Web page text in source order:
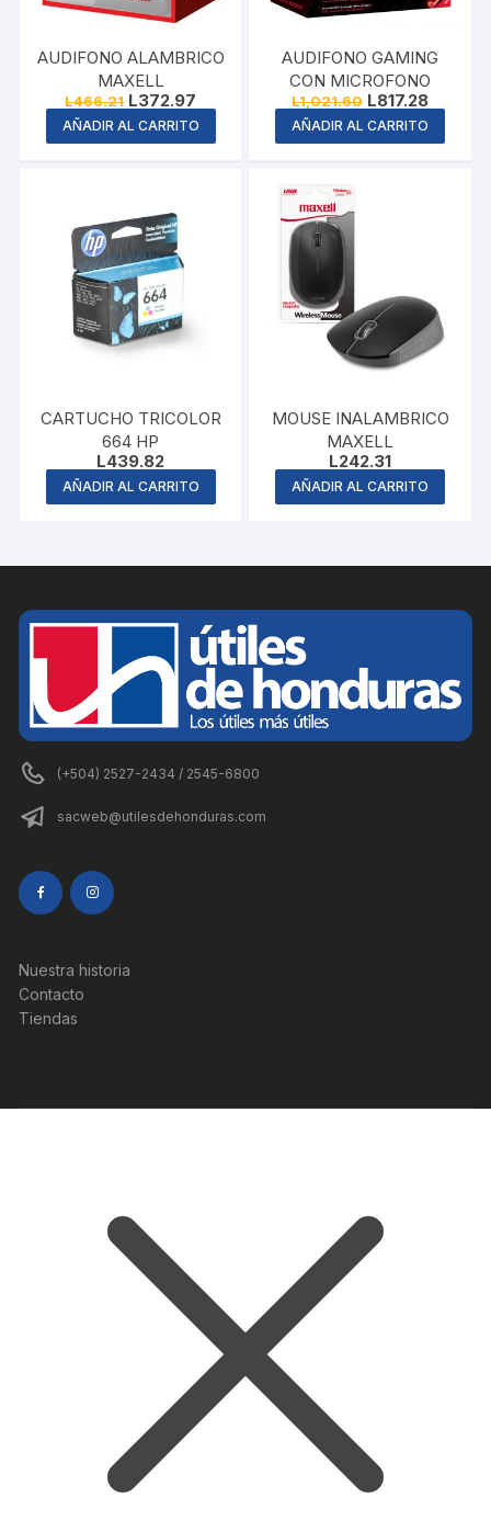
AUDIFONO ALAMBRICO
MAXELL
L466.21 Original
price
was:
L466.21.
L372.97
price
is:
L372.97.
AÑADIR AL CARRITO
AUDIFONO GAMING
CON MICROFONO
L1,021.60 Original
price
was:
L1,021.60.
L817.28Current
price
L817.28.
AÑADIR AL CARRITO
CARTUCHO TRICOLOR
664 HP
L439.82
AÑADIR AL CARRITO
MOUSE INALAMBRICO
MAXELL
L242.31
AÑADIR AL CARRITO
(+504) 2527-2434 / 2545-6800
sacweb@utilesdehonduras.com
Nuestra historia
Contacto
Tiendas